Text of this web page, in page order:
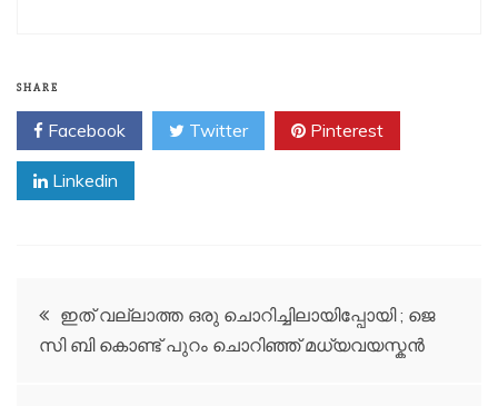
SHARE
Facebook Twitter Pinterest
Linkedin
Post
navigation
ഇത് വല്ലാത്ത ഒരു ചൊറിച്ചിലായിപ്പോയി ; ജെ
സി ബി കൊണ്ട് പുറം ചൊറിഞ്ഞ് മധ്യവയസ്കൻ